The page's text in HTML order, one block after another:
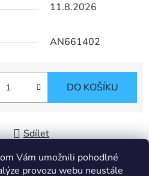
Vám umožnili pohodlné
provozu webu neustále
11.8.2026
AN661402
DO KOŠÍKU
Sdílet